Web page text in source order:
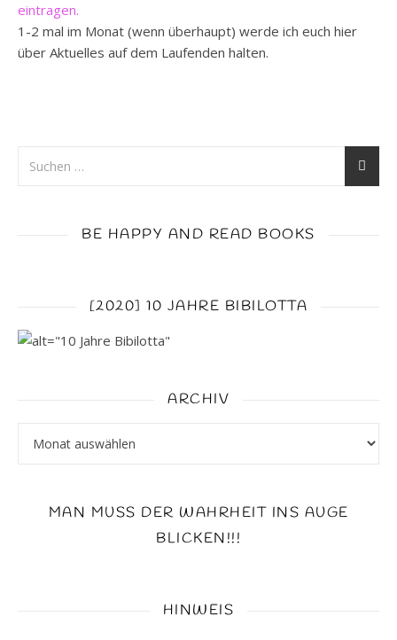
eintragen.
1-2 mal im Monat (wenn überhaupt) werde ich euch hier
über Aktuelles auf dem Laufenden halten.
BE HAPPY AND READ BOOKS
[2020] 10 JAHRE BIBILOTTA
ARCHIV
MAN MUSS DER WAHRHEIT INS AUGE
BLICKEN!!!
HINWEIS